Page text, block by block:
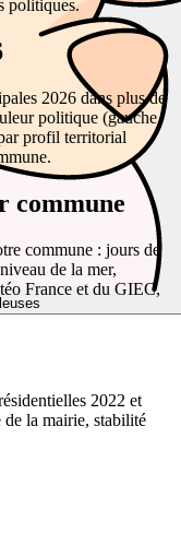
politiques.
2026 dans plus de
politique (gauche,
profil territorial
commune
commune : jours de
de la mer,
France et du GIEC,
2022 et
la mairie, stabilité